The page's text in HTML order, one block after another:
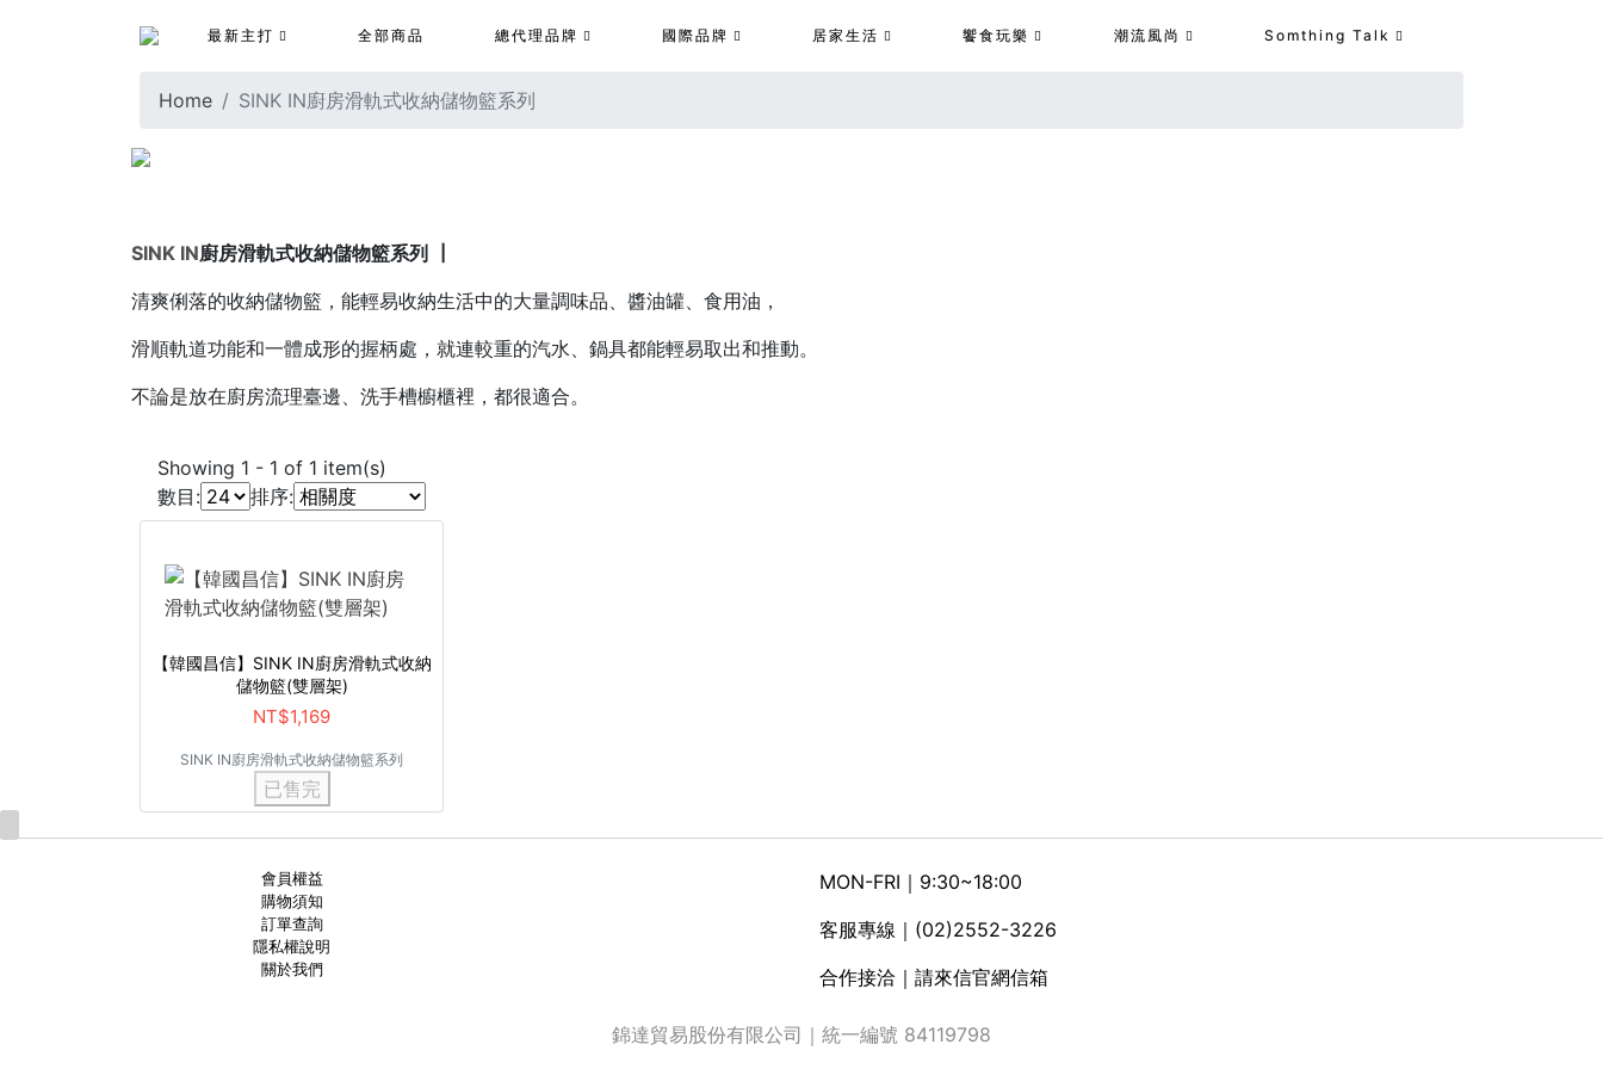
最新主打 全部商品 總代理品牌 國際品牌 居家生活 饗食玩樂 潮流風尚 Somthing Talk
Home SINK IN廚房滑軌式收納儲物籃系列
SINK IN廚房滑軌式收納儲物籃系列 ┃
清爽俐落的收納儲物籃，能輕易收納生活中的大量調味品、醬油罐、食用油，
滑順軌道功能和一體成形的握柄處，就連較重的汽水、鍋具都能輕易取出和推動。
不論是放在廚房流理臺邊、洗手槽櫥櫃裡，都很適合。
Showing 1 - 1 of 1 item(s)
數目:
排序:
【韓國昌信】SINK IN廚房滑軌式收納
儲物籃(雙層架)
NT$1,169
SINK IN廚房滑軌式收納儲物籃系列
已售完
會員權益
購物須知
訂單查詢
隱私權說明
關於我們
MON-FRI｜9:30~18:00
客服專線｜(02)2552-3226
合作接洽｜請來信官網信箱
錦達貿易股份有限公司｜統一編號 84119798